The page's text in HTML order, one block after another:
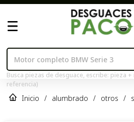
Busca piezas de desguace, escribe: pieza
referencia)
Inicio / alumbrado / otros /